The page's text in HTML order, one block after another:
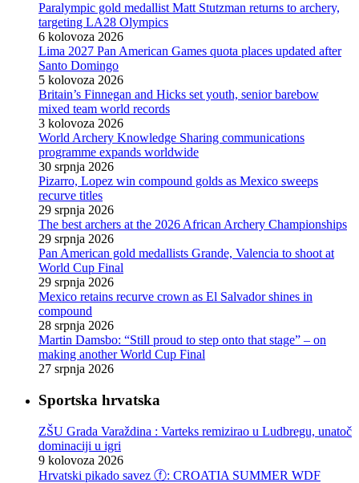
Paralympic gold medallist Matt Stutzman returns to archery,
targeting LA28 Olympics
6 kolovoza 2026
Lima 2027 Pan American Games quota places updated after
Santo Domingo
5 kolovoza 2026
Britain’s Finnegan and Hicks set youth, senior barebow
mixed team world records
3 kolovoza 2026
World Archery Knowledge Sharing communications
programme expands worldwide
30 srpnja 2026
Pizarro, Lopez win compound golds as Mexico sweeps
recurve titles
29 srpnja 2026
The best archers at the 2026 African Archery Championships
29 srpnja 2026
Pan American gold medallists Grande, Valencia to shoot at
World Cup Final
29 srpnja 2026
Mexico retains recurve crown as El Salvador shines in
compound
28 srpnja 2026
Martin Damsbo: “Still proud to step onto that stage” – on
making another World Cup Final
27 srpnja 2026
Sportska hrvatska
ZŠU Grada Varaždina : Varteks remizirao u Ludbregu, unatoč
dominaciji u igri
9 kolovoza 2026
Hrvatski pikado savez ⓕ: CROATIA SUMMER WDF